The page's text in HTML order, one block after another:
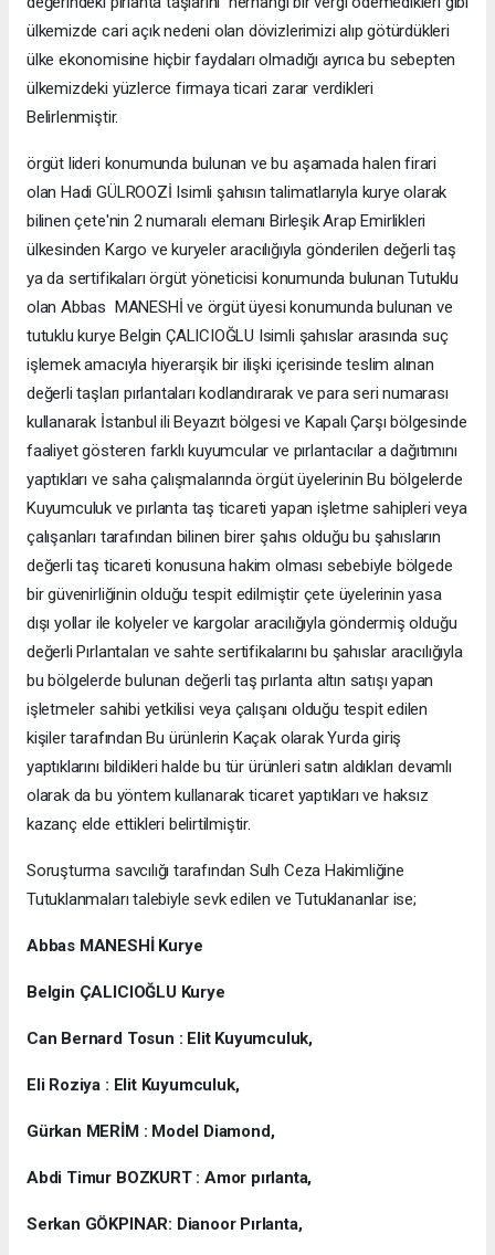
ülkemizde cari açık nedeni olan dövizlerimizi alıp götürdükleri
ülke ekonomisine hiçbir faydaları olmadığı ayrıca bu sebepten
ülkemizdeki yüzlerce firmaya ticari zarar verdikleri
Belirlenmiştir.
örgüt lideri konumunda bulunan ve bu aşamada halen firari
olan Hadi GÜLROOZİ Isimli şahısın talimatlarıyla kurye olarak
bilinen çete'nin 2 numaralı elemanı Birleşik Arap Emirlikleri
ülkesinden Kargo ve kuryeler aracılığıyla gönderilen değerli taş
ya da sertifikaları örgüt yöneticisi konumunda bulunan Tutuklu
olan Abbas MANESHİ ve örgüt üyesi konumunda bulunan ve
tutuklu kurye Belgin ÇALICIOĞLU Isimli şahıslar arasında suç
işlemek amacıyla hiyerarşik bir ilişki içerisinde teslim alınan
değerli taşları pırlantaları kodlandırarak ve para seri numarası
kullanarak İstanbul ili Beyazıt bölgesi ve Kapalı Çarşı bölgesinde
faaliyet gösteren farklı kuyumcular ve pırlantacılar a dağıtımını
yaptıkları ve saha çalışmalarında örgüt üyelerinin Bu bölgelerde
Kuyumculuk ve pırlanta taş ticareti yapan işletme sahipleri veya
çalışanları tarafından bilinen birer şahıs olduğu bu şahısların
değerli taş ticareti konusuna hakim olması sebebiyle bölgede
bir güvenirliğinin olduğu tespit edilmiştir çete üyelerinin yasa
dışı yollar ile kolyeler ve kargolar aracılığıyla göndermiş olduğu
değerli Pırlantaları ve sahte sertifikalarını bu şahıslar aracılığıyla
bu bölgelerde bulunan değerli taş pırlanta altın satışı yapan
işletmeler sahibi yetkilisi veya çalışanı olduğu tespit edilen
kişiler tarafından Bu ürünlerin Kaçak olarak Yurda giriş
yaptıklarını bildikleri halde bu tür ürünleri satın aldıkları devamlı
olarak da bu yöntem kullanarak ticaret yaptıkları ve haksız
kazanç elde ettikleri belirtilmiştir.
Soruşturma savcılığı tarafından Sulh Ceza Hakimliğine
Tutuklanmaları talebiyle sevk edilen ve Tutuklananlar ise;
Abbas MANESHİ Kurye
Belgin ÇALICIOĞLU Kurye
Can Bernard Tosun : Elit Kuyumculuk,
Eli Roziya : Elit Kuyumculuk,
Gürkan MERİM : Model Diamond,
Abdi Timur BOZKURT : Amor pırlanta,
Serkan GÖKPINAR: Dianoor Pırlanta,